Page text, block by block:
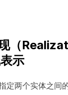
示
定两个实体之间